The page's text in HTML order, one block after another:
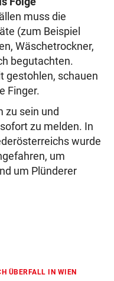
muss die
(zum Beispiel
Wäschetrockner,
begutachten.
gestohlen, schauen
Finger.
zu sein und
zu melden. In
wurde
um
um Plünderer
ÜBERFALL IN WIEN